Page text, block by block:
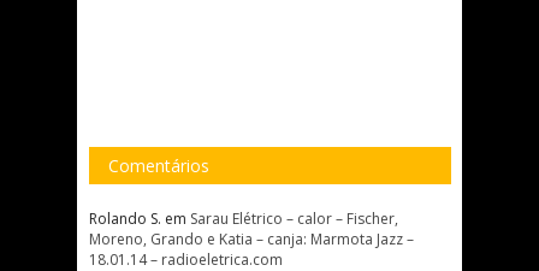
Comentários
Rolando S. em Sarau Elétrico – calor – Fischer,
Moreno, Grando e Katia – canja: Marmota Jazz –
18.01.14 – radioeletrica.com